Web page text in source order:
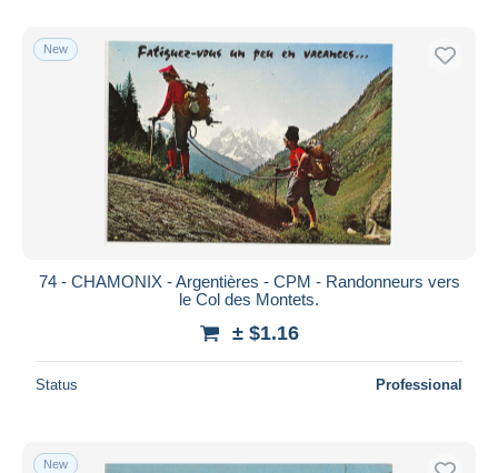
New
74 - CHAMONIX - Argentières - CPM - Randonneurs vers
le Col des Montets.
± $1.16
Status Professional
New